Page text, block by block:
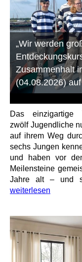
„Wir werden
Zusammenhalt
(04.08.2026)
Das einzigartige
zwölf Jugendliche
auf ihrem Weg
sechs Jungen
und haben vor
Meilensteine
Jahre alt – und
weiterlesen